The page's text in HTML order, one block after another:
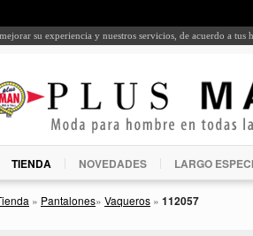
su experiencia y nuestros servicios, de acuerdo a
TIENDA NOVEDADES LARGO
» Pantalones» Vaqueros » 112057